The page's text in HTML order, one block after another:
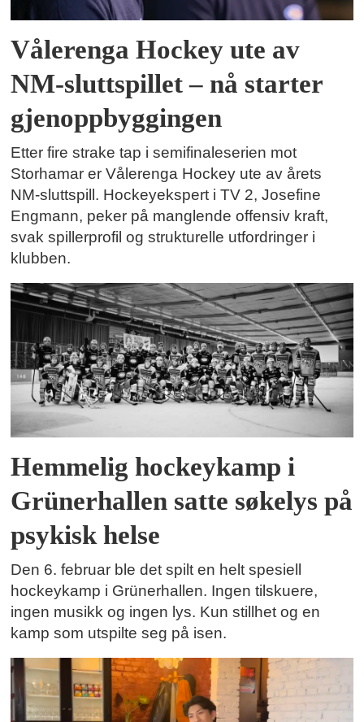
Vålerenga Hockey ute av
NM-sluttspillet – nå starter
gjenoppbyggingen
Etter fire strake tap i semifinaleserien mot
Storhamar er Vålerenga Hockey ute av årets
NM-sluttspill. Hockeyekspert i TV 2, Josefine
Engmann, peker på manglende offensiv kraft,
svak spillerprofil og strukturelle utfordringer i
klubben.
Hemmelig hockeykamp i
Grünerhallen satte søkelys på
psykisk helse
Den 6. februar ble det spilt en helt spesiell
hockeykamp i Grünerhallen. Ingen tilskuere,
ingen musikk og ingen lys. Kun stillhet og en
kamp som utspilte seg på isen.